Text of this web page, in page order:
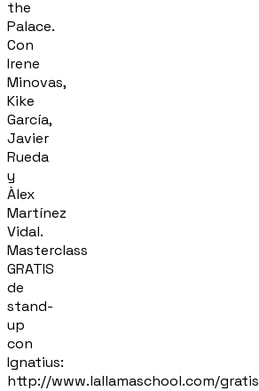
the
Palace.
Con
Irene
Minovas,
Kike
García,
Javier
Rueda
y
Àlex
Martínez
Vidal.
Masterclass
GRATIS
de
stand-
up
con
Ignatius:
http://www.lallamaschool.com/gratis